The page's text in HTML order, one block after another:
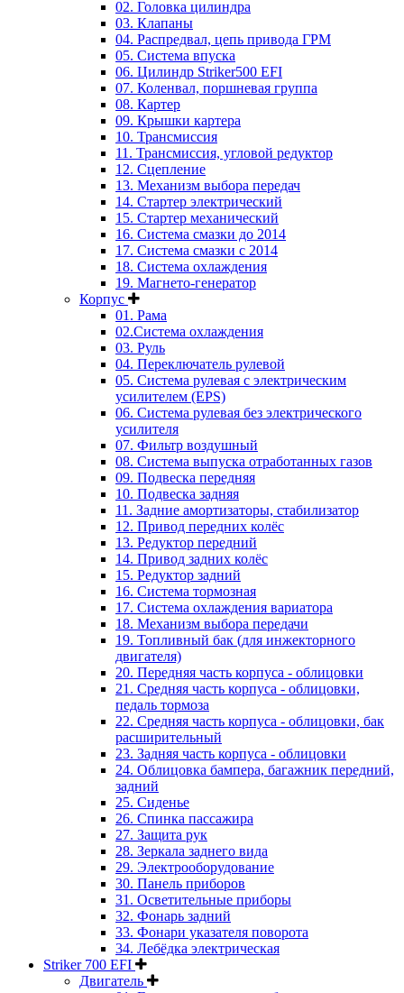
02. Головка цилиндра
03. Клапаны
04. Распредвал, цепь привода ГРМ
05. Система впуска
06. Цилиндр Striker500 EFI
07. Коленвал, поршневая группа
08. Картер
09. Крышки картера
10. Трансмиссия
11. Трансмиссия, угловой редуктор
12. Сцепление
13. Механизм выбора передач
14. Стартер электрический
15. Стартер механический
16. Система смазки до 2014
17. Система смазки c 2014
18. Система охлаждения
19. Магнето-генератор
Корпус
01. Рама
02.Система охлаждения
03. Руль
04. Переключатель рулевой
05. Система рулевая с электрическим
усилителем (EPS)
06. Система рулевая без электрического
усилителя
07. Фильтр воздушный
08. Система выпуска отработанных газов
09. Подвеска передняя
10. Подвеска задняя
11. Задние амортизаторы, стабилизатор
12. Привод передних колёс
13. Редуктор передний
14. Привод задних колёс
15. Редуктор задний
16. Система тормозная
17. Система охлаждения вариатора
18. Механизм выбора передачи
19. Топливный бак (для инжекторного
двигателя)
20. Передняя часть корпуса - облицовки
21. Средняя часть корпуса - облицовки,
педаль тормоза
22. Средняя часть корпуса - облицовки, бак
расширительный
23. Задняя часть корпуса - облицовки
24. Облицовка бампера, багажник передний,
задний
25. Сиденье
26. Спинка пассажира
27. Защита рук
28. Зеркала заднего вида
29. Электрооборудование
30. Панель приборов
31. Oсветительные приборы
32. Фонарь задний
33. Фонари указателя поворота
34. Лебёдка электрическая
Striker 700 EFI
Двигатель